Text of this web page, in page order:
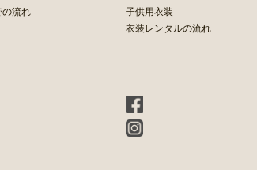
の流れ
子供用衣装
衣装レンタルの流れ